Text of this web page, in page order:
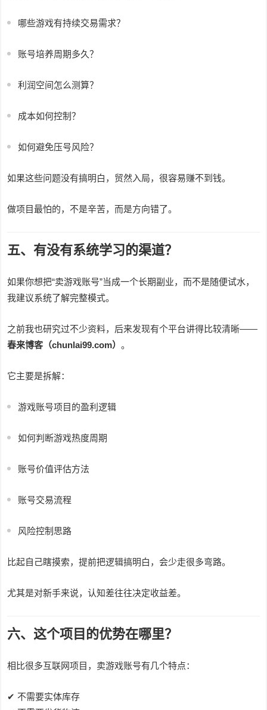
哪些游戏有持续交易需求？
账号培养周期多久？
利润空间怎么测算？
成本如何控制？
如何避免压号风险？
如果这些问题没有搞明白，贸然入局，很容易赚不到钱。
做项目最怕的，不是辛苦，而是方向错了。
五、有没有系统学习的渠道？
如果你想把“卖游戏账号”当成一个长期副业，而不是随便试水，
我建议系统了解完整模式。
之前我也研究过不少资料，后来发现有个平台讲得比较清晰——
春来博客（chunlai99.com）。
它主要是拆解：
游戏账号项目的盈利逻辑
如何判断游戏热度周期
账号价值评估方法
账号交易流程
风险控制思路
比起自己瞎摸索，提前把逻辑搞明白，会少走很多弯路。
尤其是对新手来说，认知差往往决定收益差。
六、这个项目的优势在哪里？
相比很多互联网项目，卖游戏账号有几个特点：
✔ 不需要实体库存